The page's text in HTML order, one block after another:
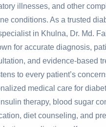
illnesses, and other
conditions. As a trusted
in Khulna, Dr. Md.
for accurate diagnosis,
and evidence-based
to every patient’s
medical care for
therapy, blood sugar
diet counseling, and